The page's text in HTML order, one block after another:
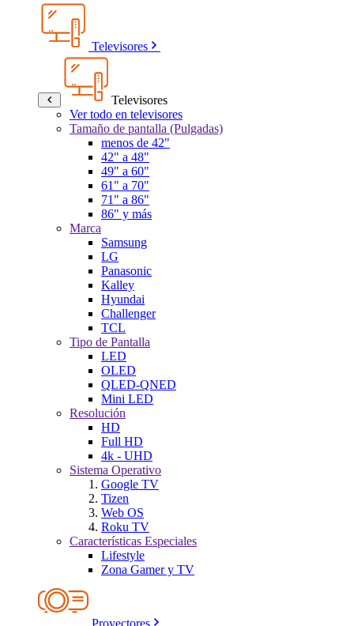
Televisores
Televisores
Ver todo en televisores
Tamaño de pantalla (Pulgadas)
menos de 42"
42" a 48"
49" a 60"
61" a 70"
71" a 86"
86" y más
Marca
Samsung
LG
Panasonic
Kalley
Hyundai
Challenger
TCL
Tipo de Pantalla
LED
OLED
QLED-QNED
Mini LED
Resolución
HD
Full HD
4k - UHD
Sistema Operativo
Google TV
Tizen
Web OS
Roku TV
Características Especiales
Lifestyle
Zona Gamer y TV
Proyectores